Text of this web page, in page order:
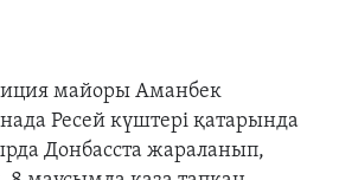
майоры Аманбек
Ресей күштері қатарында
Донбасста жараланып,